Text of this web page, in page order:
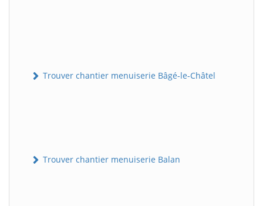
Trouver chantier menuiserie Bâgé-le-Châtel
Trouver chantier menuiserie Balan